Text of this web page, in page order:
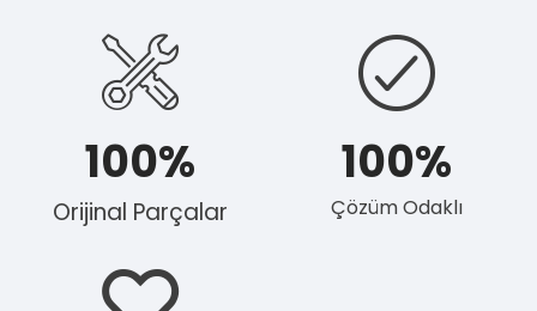
100%
Orijinal Parçalar
100%
Çözüm Odaklı